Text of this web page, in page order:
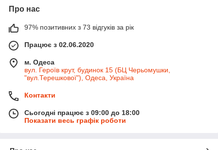
Про нас
97% позитивних з 73 відгуків за рік
Працює з 02.06.2020
м. Одеса
вул. Героїв крут, будинок 15 (БЦ Черьомушки,
"вул.Терешкової"), Одеса, Україна
Контакти
Сьогодні працює з 09:00 до 18:00
Показати весь графік роботи